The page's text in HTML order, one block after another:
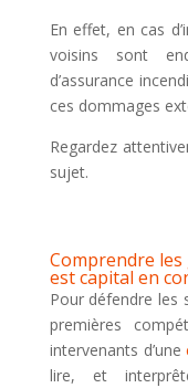
En effet, en cas
voisins sont
d’assurance
ces dommages
Regardez
sujet.
Comprendre
est capital en
Pour défendre les
premières
intervenants d’une
lire, et